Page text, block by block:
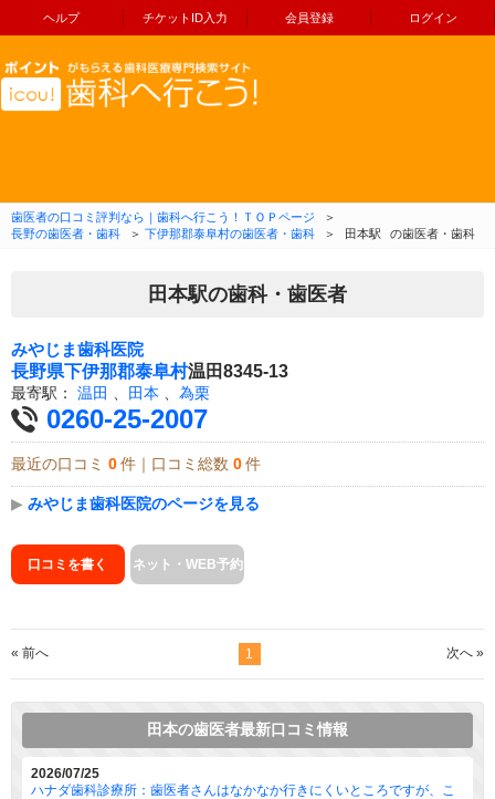
ヘルプ チケットID入力 会員登録 ログイン
コンテンツへ移動
歯医者の口コミ評判なら｜歯科へ行こう！ＴＯＰページ
＞
長野の歯医者・歯科
＞ 下伊那郡泰阜村の歯医者・歯科 ＞ 田本駅 の歯医者・歯科
田本駅の歯科・歯医者
みやじま歯科医院
長野県下伊那郡泰阜村温田8345-13
最寄駅： 温田 田本 為栗
0260-25-2007
最近の口コミ 0 件｜口コミ総数 0 件
▶ みやじま歯科医院のページを見る
口コミを書く ネット・WEB予約
« 前へ 1 次へ »
田本の歯医者最新口コミ情報
2026/07/25
ハナダ歯科診療所：歯医者さんはなかなか行きにくいところですが、こ